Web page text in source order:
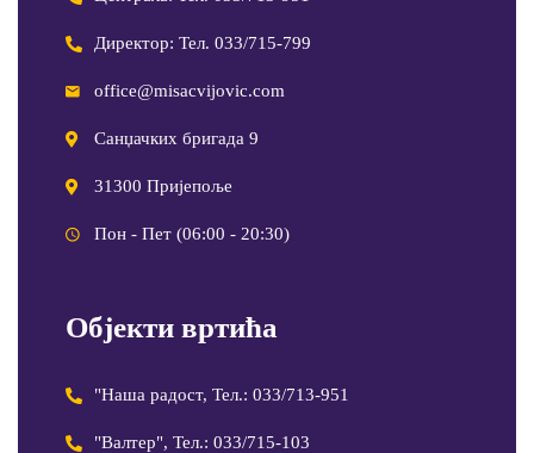
Директор: Тел. 033/715-799
office@misacvijovic.com
Санџачких бригада 9
31300 Пријепоље
Пон - Пет (06:00 - 20:30)
Објекти вртића
"Наша радост, Тел.: 033/713-951
"Валтер", Тел.: 033/715-103